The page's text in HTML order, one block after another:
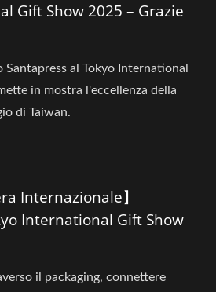
Gift Show 2025 – Grazie
al Tokyo International
in mostra l'eccellenza della
di Taiwan.
Internazionale】
International Gift Show
il packaging, connettere